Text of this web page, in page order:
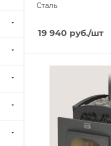
Сталь
19 940 руб./шт
Высота, мм